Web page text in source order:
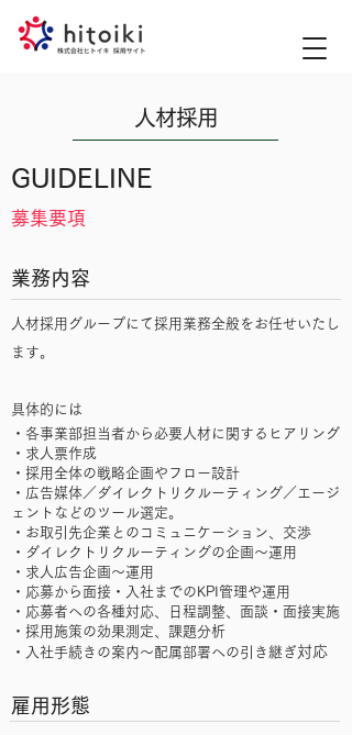
人材採用
GUIDELINE
募集要項
業務内容
人材採用グループにて採用業務全般をお任せいたし
ます。
具体的には
・各事業部担当者から必要人材に関するヒアリング
・求人票作成
・採用全体の戦略企画やフロー設計
・広告媒体／ダイレクトリクルーティング／エージ
ェントなどのツール選定。
・お取引先企業とのコミュニケーション、交渉
・ダイレクトリクルーティングの企画～運用
・求人広告企画～運用
・応募から面接・入社までのKPI管理や運用
・応募者への各種対応、日程調整、面談・面接実施
・採用施策の効果測定、課題分析
・入社手続きの案内～配属部署への引き継ぎ対応
雇用形態